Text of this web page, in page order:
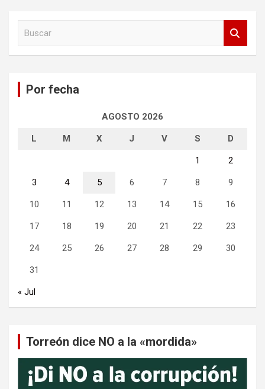
Por fecha
AGOSTO 2026
L M X J V S D
1 2
3 4 5 6 7 8 9
10 11 12 13 14 15 16
17 18 19 20 21 22 23
24 25 26 27 28 29 30
31
« Jul
Torreón dice NO a la «mordida»